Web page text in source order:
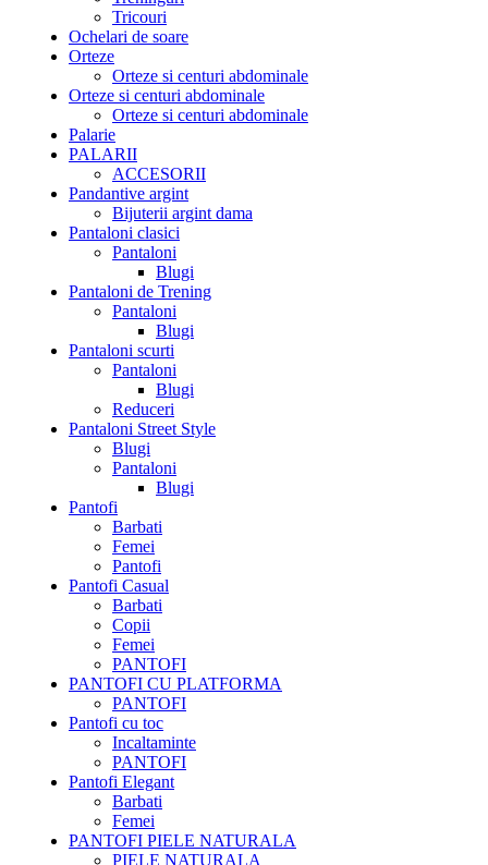
Tricouri
Ochelari de soare
Orteze
Orteze si centuri abdominale
Orteze si centuri abdominale
Orteze si centuri abdominale
Palarie
PALARII
ACCESORII
Pandantive argint
Bijuterii argint dama
Pantaloni clasici
Pantaloni
Blugi
Pantaloni de Trening
Pantaloni
Blugi
Pantaloni scurti
Pantaloni
Blugi
Reduceri
Pantaloni Street Style
Blugi
Pantaloni
Blugi
Pantofi
Barbati
Femei
Pantofi
Pantofi Casual
Barbati
Copii
Femei
PANTOFI
PANTOFI CU PLATFORMA
PANTOFI
Pantofi cu toc
Incaltaminte
PANTOFI
Pantofi Elegant
Barbati
Femei
PANTOFI PIELE NATURALA
PIELE NATURALA